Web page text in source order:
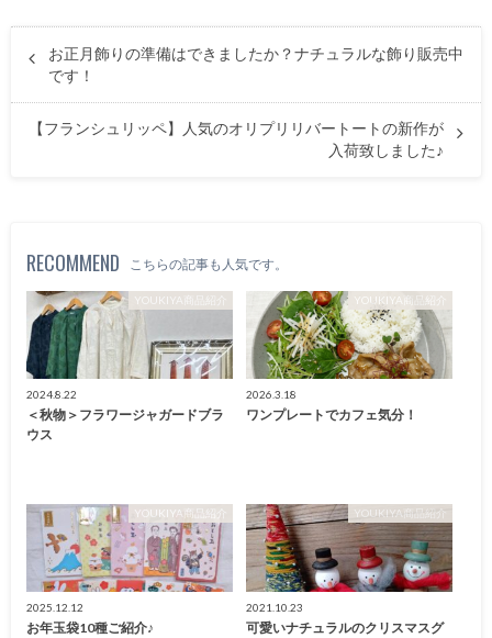
お正月飾りの準備はできましたか？ナチュラルな飾り販売中
です！
【フランシュリッペ】人気のオリプリリバートートの新作が
入荷致しました♪
RECOMMEND こちらの記事も人気です。
YOUKIYA商品紹介
2024.8.22
＜秋物＞フラワージャガードブラ
ウス
YOUKIYA商品紹介
2026.3.18
ワンプレートでカフェ気分！
YOUKIYA商品紹介
2025.12.12
お年玉袋10種ご紹介♪
YOUKIYA商品紹介
2021.10.23
可愛いナチュラルのクリスマスグ